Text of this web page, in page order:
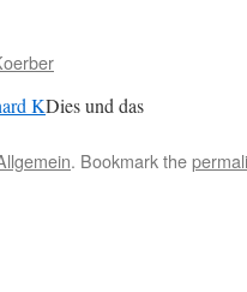
Dies und das
. Bookmark the